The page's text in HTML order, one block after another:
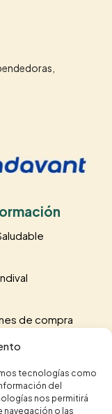
tecnologías como
del
nos permitirá
o las
de compra
de envío